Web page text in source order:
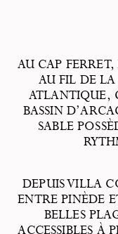
AU CAP
AU FIL DE
ATLANTIQUE,
BASSIN
SABLE
DEPUIS VILLA
ENTRE PINÈDE
BELLES